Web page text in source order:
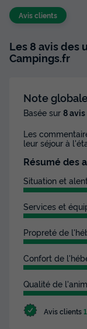
Avis clients
Les 8 avis des
Campings.fr
Note
Basée sur 8 avis
Les
leur séjour à
Résumé des
Situation et
Services et
Propreté de
Confort de
Qualité de
Avis clients